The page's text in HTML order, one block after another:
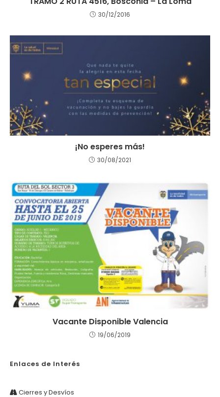
30/12/2016
¡No esperes más!
30/08/2021
Vacante Disponible Valencia
19/06/2019
Enlaces de Interés
Cierres y Desvíos